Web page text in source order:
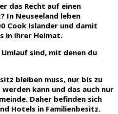
das Recht auf einen
In Neuseeland leben
Cook Islander und damit
in ihrer Heimat.
Umlauf sind, mit denen du
bleiben muss, nur bis zu
kann und das auch nur
Daher befinden sich
Hotels in Familienbesitz.